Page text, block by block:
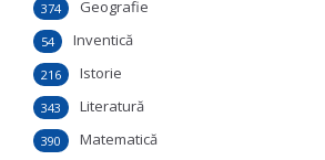
Geografie
374
Inventică
54
Istorie
216
Literatură
343
Matematică
390